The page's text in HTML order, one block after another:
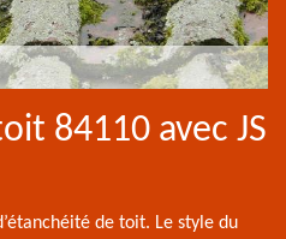
84110 avec JS
de toit. Le style du